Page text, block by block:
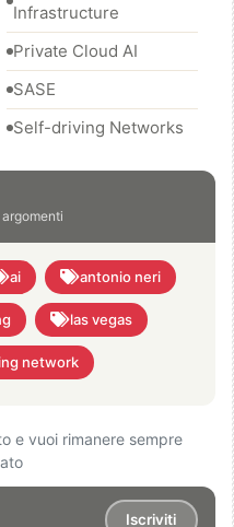
Infrastructure
Private Cloud AI
SASE
Self-driving Networks
ai antonio neri
las vegas
network
e vuoi rimanere sempre
Iscriviti